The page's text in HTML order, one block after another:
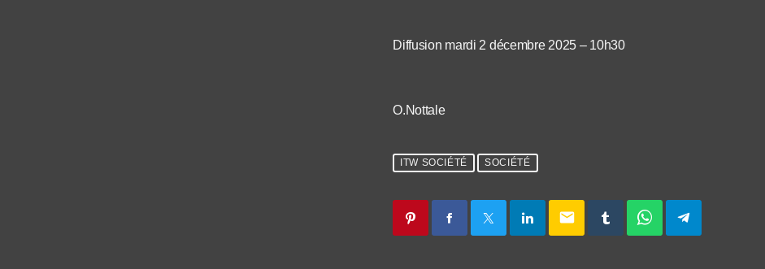
Diffusion mardi 2 décembre 2025 – 10h30
O.Nottale
ITW SOCIÉTÉ SOCIÉTÉ
email